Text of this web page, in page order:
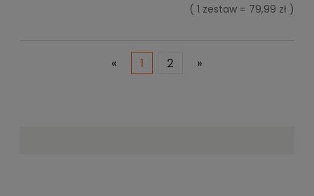
( 1 zestaw = 79,99 zł )
« 1 2 »